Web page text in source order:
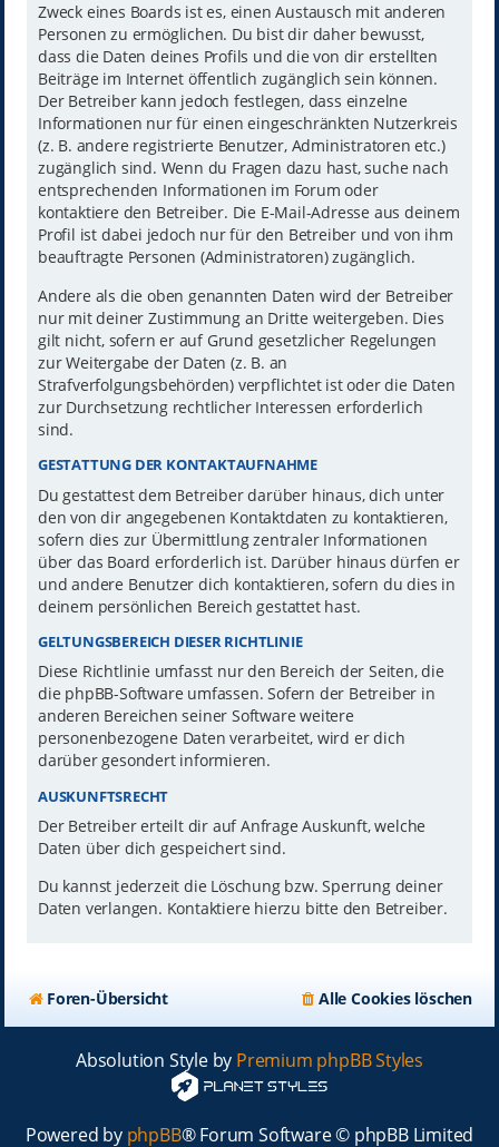
Zweck eines Boards ist es, einen Austausch mit anderen
Personen zu ermöglichen. Du bist dir daher bewusst,
dass die Daten deines Profils und die von dir erstellten
Beiträge im Internet öffentlich zugänglich sein können.
Der Betreiber kann jedoch festlegen, dass einzelne
Informationen nur für einen eingeschränkten Nutzerkreis
(z. B. andere registrierte Benutzer, Administratoren etc.)
zugänglich sind. Wenn du Fragen dazu hast, suche nach
entsprechenden Informationen im Forum oder
kontaktiere den Betreiber. Die E-Mail-Adresse aus deinem
Profil ist dabei jedoch nur für den Betreiber und von ihm
beauftragte Personen (Administratoren) zugänglich.
Andere als die oben genannten Daten wird der Betreiber
nur mit deiner Zustimmung an Dritte weitergeben. Dies
gilt nicht, sofern er auf Grund gesetzlicher Regelungen
zur Weitergabe der Daten (z. B. an
Strafverfolgungsbehörden) verpflichtet ist oder die Daten
zur Durchsetzung rechtlicher Interessen erforderlich
sind.
GESTATTUNG DER KONTAKTAUFNAHME
Du gestattest dem Betreiber darüber hinaus, dich unter
den von dir angegebenen Kontaktdaten zu kontaktieren,
sofern dies zur Übermittlung zentraler Informationen
über das Board erforderlich ist. Darüber hinaus dürfen er
und andere Benutzer dich kontaktieren, sofern du dies in
deinem persönlichen Bereich gestattet hast.
GELTUNGSBEREICH DIESER RICHTLINIE
Diese Richtlinie umfasst nur den Bereich der Seiten, die
die phpBB-Software umfassen. Sofern der Betreiber in
anderen Bereichen seiner Software weitere
personenbezogene Daten verarbeitet, wird er dich
darüber gesondert informieren.
AUSKUNFTSRECHT
Der Betreiber erteilt dir auf Anfrage Auskunft, welche
Daten über dich gespeichert sind.
Du kannst jederzeit die Löschung bzw. Sperrung deiner
Daten verlangen. Kontaktiere hierzu bitte den Betreiber.
Foren-Übersicht Alle Cookies löschen
Absolution Style by Premium phpBB Styles
Powered by phpBB® Forum Software © phpBB Limited